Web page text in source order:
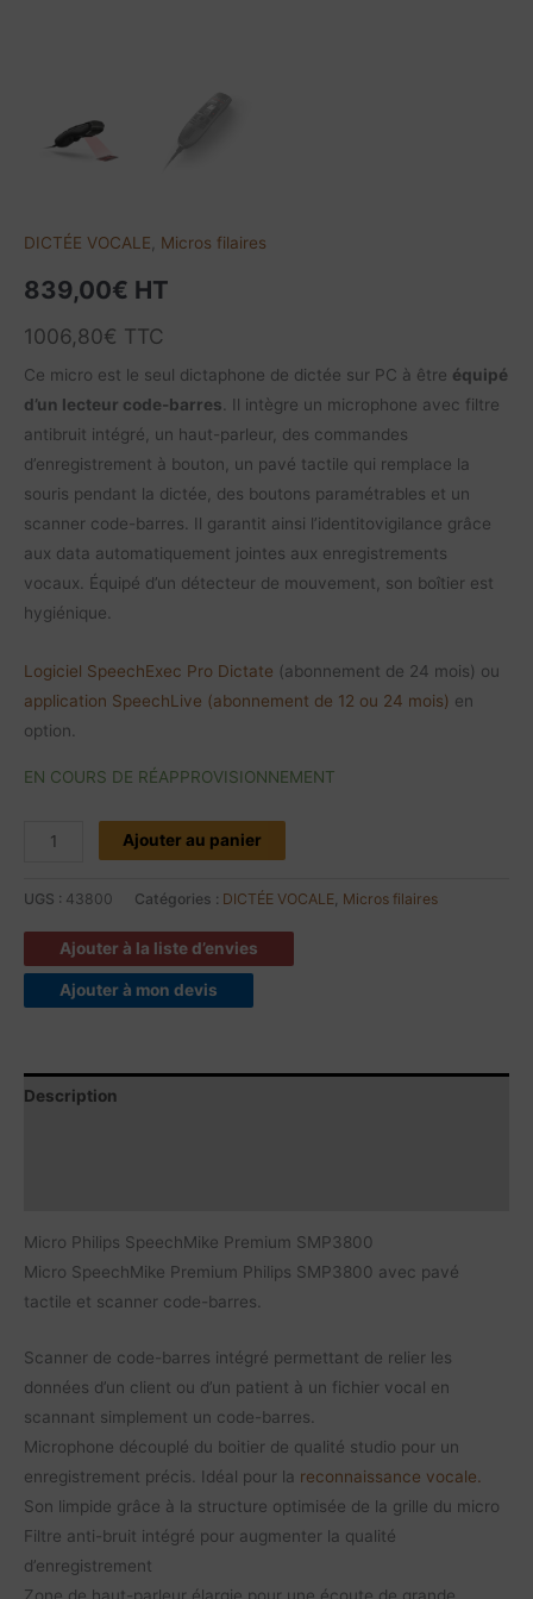
DICTÉE VOCALE Micros filaires
839,00€ HT
1006,80€ TTC
Ce micro est le seul dictaphone de dictée sur PC à être équipé
d’un lecteur code-barres . Il intègre un microphone avec filtre
antibruit intégré, un haut-parleur, des commandes
d’enregistrement à bouton, un pavé tactile qui remplace la
souris pendant la dictée, des boutons paramétrables et un
scanner code-barres. Il garantit ainsi l’identitovigilance grâce
aux data automatiquement jointes aux enregistrements
vocaux. Équipé d’un détecteur de mouvement, son boîtier est
hygiénique.
Logiciel SpeechExec Pro Dictate (abonnement de 24 mois) ou
application SpeechLive (abonnement de 12 ou 24 mois) en
option.
EN COURS DE RÉAPPROVISIONNEMENT
Ajouter au panier
UGS : 43800 Catégories : DICTÉE VOCALE, Micros filaires
Ajouter à la liste d’envies
Ajouter à mon devis
Description
Micro Philips SpeechMike Premium SMP3800
Micro SpeechMike Premium Philips SMP3800 avec pavé
tactile et scanner code-barres.
Scanner de code-barres intégré permettant de relier les
données d’un client ou d’un patient à un fichier vocal en
scannant simplement un code-barres.
Microphone découplé du boitier de qualité studio pour un
enregistrement précis. Idéal pour la reconnaissance vocale.
Son limpide grâce à la structure optimisée de la grille du micro
Filtre anti-bruit intégré pour augmenter la qualité
d’enregistrement
Zone de haut-parleur élargie pour une écoute de grande